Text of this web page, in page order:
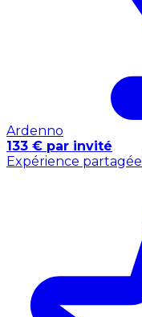
Ardenno
133 € par invité
Expérience partagée